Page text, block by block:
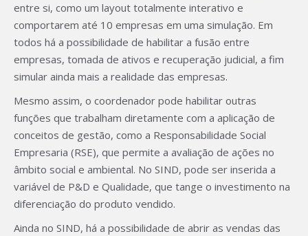
entre si, como um layout totalmente interativo e
comportarem até 10 empresas em uma simulação. Em
todos há a possibilidade de habilitar a fusão entre
empresas, tomada de ativos e recuperação judicial, a fim
simular ainda mais a realidade das empresas.
Mesmo assim, o coordenador pode habilitar outras
funções que trabalham diretamente com a aplicação de
conceitos de gestão, como a Responsabilidade Social
Empresaria (RSE), que permite a avaliação de ações no
âmbito social e ambiental. No SIND, pode ser inserida a
variável de P&D e Qualidade, que tange o investimento na
diferenciação do produto vendido.
Ainda no SIND, há a possibilidade de abrir as vendas das